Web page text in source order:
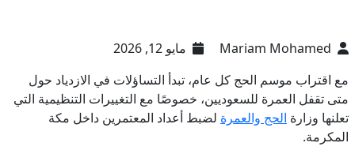
مايو 12, 2026
مع اقتراب موسم الحج كل عام، تبدأ التساؤلات في الازدياد حول
متى تقفل العمرة للسعوديين، خصوصًا مع التغييرات التنظيمية التي
تعلنها وزارة الحج والعمرة لضبط أعداد المعتمرين داخل مكة
المكرمة.